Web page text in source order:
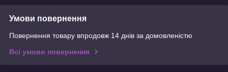
Умови повернення
Повернення товару впродовж 14 днів за домовленістю
Всі умови повернення